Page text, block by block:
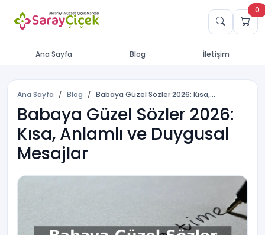
0
Ana Sayfa Blog İletişim
Ana Sayfa Blog Babaya Güzel Sözler 2026: Kısa,...
Babaya Güzel Sözler 2026:
Kısa, Anlamlı ve Duygusal
Mesajlar